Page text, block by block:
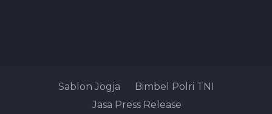
Sablon Jogja
Bimbel Polri TNI
Jasa Press Release